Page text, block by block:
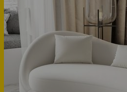
Công trình văn phòng
Văn phòng
Phòng khách